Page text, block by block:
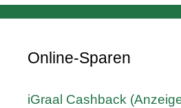
Online-Sparen
iGraal Cashback